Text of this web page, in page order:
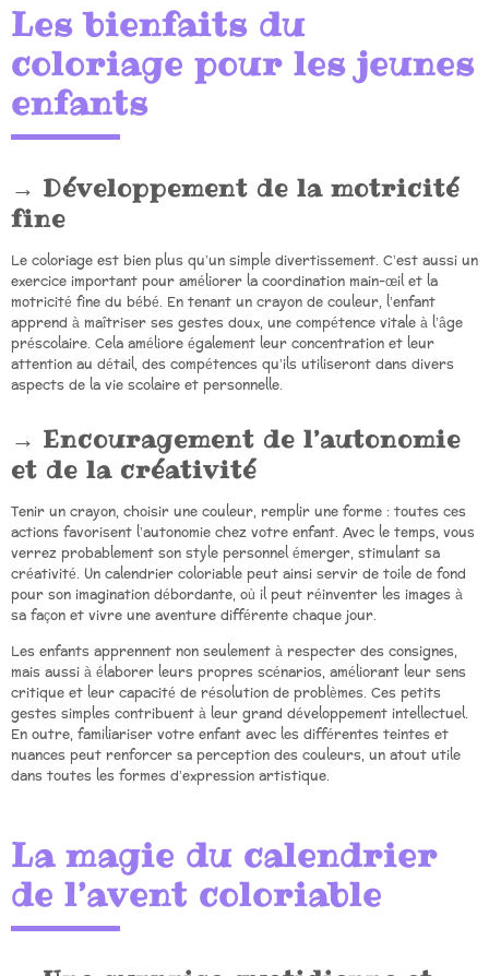
Les bienfaits du
coloriage pour les jeunes
enfants
Développement de la motricité
fine
Le coloriage est bien plus qu’un simple divertissement. C’est aussi un
exercice important pour améliorer la coordination main-œil et la
motricité fine du bébé. En tenant un crayon de couleur, l’enfant
apprend à maîtriser ses gestes doux, une compétence vitale à l’âge
préscolaire. Cela améliore également leur concentration et leur
attention au détail, des compétences qu’ils utiliseront dans divers
aspects de la vie scolaire et personnelle.
Encouragement de l’autonomie
et de la créativité
Tenir un crayon, choisir une couleur, remplir une forme : toutes ces
actions favorisent l’autonomie chez votre enfant. Avec le temps, vous
verrez probablement son style personnel émerger, stimulant sa
créativité. Un calendrier coloriable peut ainsi servir de toile de fond
pour son imagination débordante, où il peut réinventer les images à
sa façon et vivre une aventure différente chaque jour.
Les enfants apprennent non seulement à respecter des consignes,
mais aussi à élaborer leurs propres scénarios, améliorant leur sens
critique et leur capacité de résolution de problèmes. Ces petits
gestes simples contribuent à leur grand développement intellectuel.
En outre, familiariser votre enfant avec les différentes teintes et
nuances peut renforcer sa perception des couleurs, un atout utile
dans toutes les formes d’expression artistique.
La magie du calendrier
de l’avent coloriable